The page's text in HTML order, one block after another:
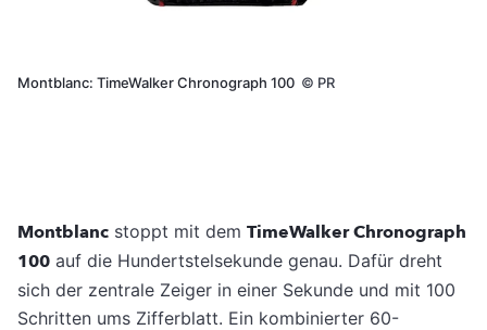
Montblanc: TimeWalker Chronograph 100 © PR
Montblanc stoppt mit dem TimeWalker Chronograph
100 auf die Hundertstelsekunde genau. Dafür dreht
sich der zentrale Zeiger in einer Sekunde und mit 100
Schritten ums Zifferblatt. Ein kombinierter 60-